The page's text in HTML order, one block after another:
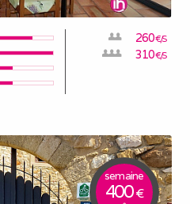
260€/S
310€/S
semaine
400€